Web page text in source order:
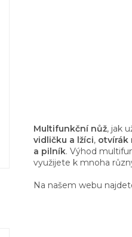
Multifunkční nůž, jak
vidličku a lžíci, otvírák
a pilník. Výhod
využijete k mnoha
Na našem webu